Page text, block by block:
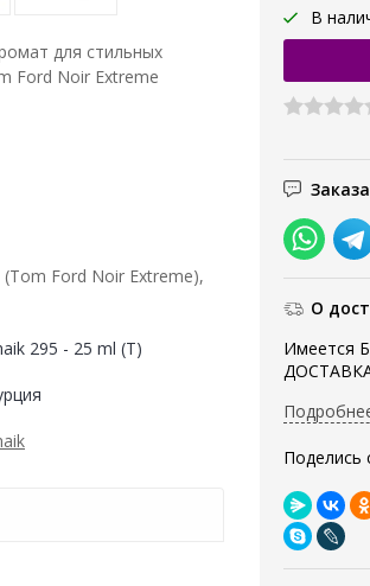
В
О
Имеется
Поделись
для стильных
Ford Noir Extreme
Ford Noir Extreme),
295 - 25 ml (T)